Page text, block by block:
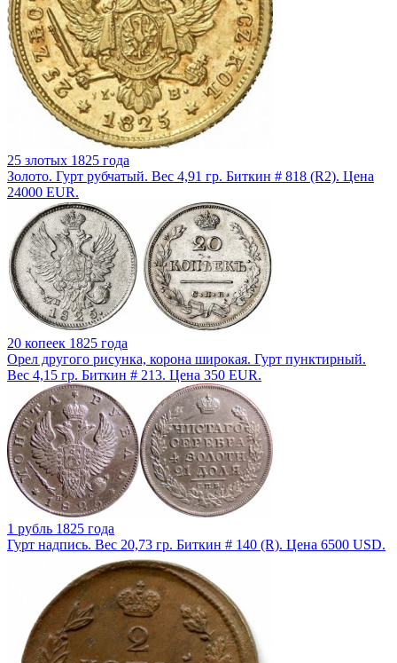
25 злотых 1825 года
Золото. Гурт рубчатый. Вес 4,91 гр. Биткин # 818 (R2). Цена
24000 EUR.
20 копеек 1825 года
Орел другого рисунка, корона широкая. Гурт пунктирный.
Вес 4,15 гр. Биткин # 213. Цена 350 EUR.
1 рубль 1825 года
Гурт надпись. Вес 20,73 гр. Биткин # 140 (R). Цена 6500 USD.